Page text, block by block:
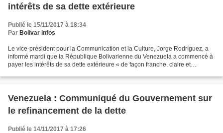
intérêts de sa dette extérieure
Publié le 15/11/2017 à 18:34
Par Bolivar Infos
Le vice-président pour la Communication et la Culture, Jorge Rodríguez, a
informé mardi que la République Bolivarienne du Venezuela a commencé à
payer les intérêts de sa dette extérieure « de façon franche, claire et
Venezuela : Communiqué du Gouvernement sur
le refinancement de la dette
Publié le 14/11/2017 à 17:26